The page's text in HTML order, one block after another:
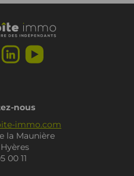
nous
immo.com
la Maunière
00 11